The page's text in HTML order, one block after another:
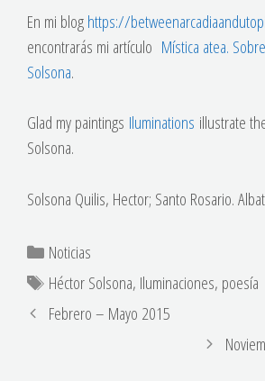
En mi bloghttps://
encontrarás mi artículo Mística atea.
Solsona.
Glad my paintings Iluminations illustrate
Solsona.
Solsona Quilis, Hector; Santo Rosario.
Noticias
Héctor Solsona, Iluminaciones, poesía
Febrero – Mayo 2015